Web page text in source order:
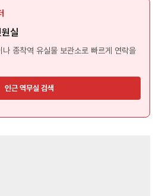
실
종착역 유실물 보관소로 빠르게 연락을
인근 역무실 검색